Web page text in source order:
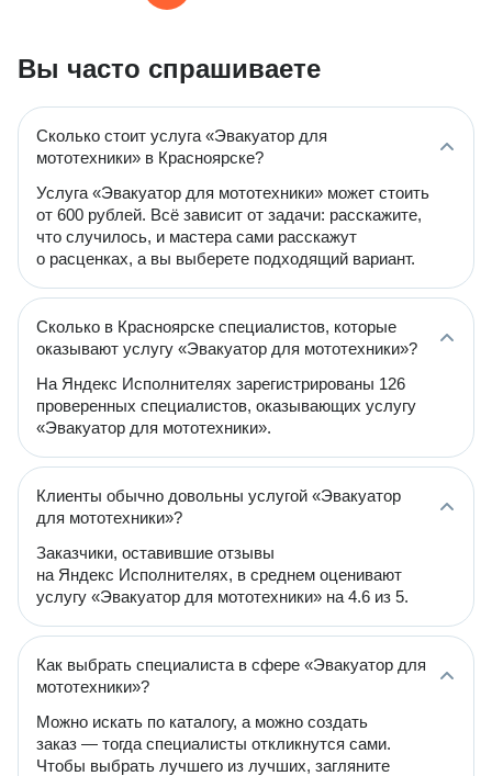
Вы часто спрашиваете
Сколько стоит услуга «Эвакуатор для
мототехники» в Красноярске?
Услуга «Эвакуатор для мототехники» может стоить
от 600 рублей. Всё зависит от задачи: расскажите,
что случилось, и мастера сами расскажут
о расценках, а вы выберете подходящий вариант.
Сколько в Красноярске специалистов, которые
оказывают услугу «Эвакуатор для мототехники»?
На Яндекс Исполнителях зарегистрированы 126
проверенных специалистов, оказывающих услугу
«Эвакуатор для мототехники».
Клиенты обычно довольны услугой «Эвакуатор
для мототехники»?
Заказчики, оставившие отзывы
на Яндекс Исполнителях, в среднем оценивают
услугу «Эвакуатор для мототехники» на 4.6 из 5.
Как выбрать специалиста в сфере «Эвакуатор для
мототехники»?
Можно искать по каталогу, а можно создать
заказ — тогда специалисты откликнутся сами.
Чтобы выбрать лучшего из лучших, загляните